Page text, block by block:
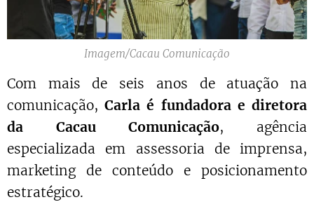
Imagem/Cacau Comunicação
Com mais de seis anos de atuação na
comunicação,Carla é fundadora e diretora
da Cacau Comunicação, agência
especializada em assessoria de imprensa,
marketing de conteúdo e posicionamento
estratégico.